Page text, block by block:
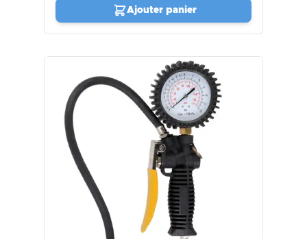
Ajouter panier